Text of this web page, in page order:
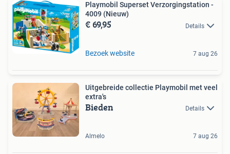
Playmobil Superset Verzorgingstation -
4009 (Nieuw)
€ 69,95 Details
Bezoek website 7 aug 26
Uitgebreide collectie Playmobil met veel
extra's
Bieden Details
Almelo 7 aug 26